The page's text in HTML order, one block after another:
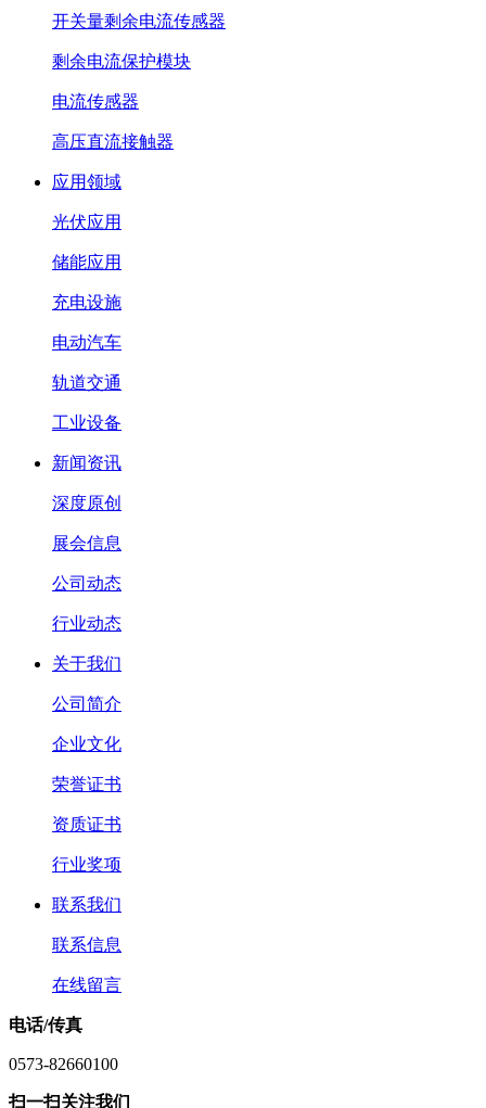
开关量剩余电流传感器
剩余电流保护模块
电流传感器
高压直流接触器
应用领域
光伏应用
储能应用
充电设施
电动汽车
轨道交通
工业设备
新闻资讯
深度原创
展会信息
公司动态
行业动态
关于我们
公司简介
企业文化
荣誉证书
资质证书
行业奖项
联系我们
联系信息
在线留言
电话/传真
0573-82660100
扫一扫关注我们